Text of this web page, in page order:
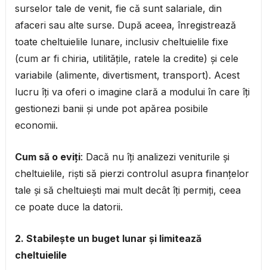
surselor tale de venit, fie că sunt salariale, din
afaceri sau alte surse. După aceea, înregistrează
toate cheltuielile lunare, inclusiv cheltuielile fixe
(cum ar fi chiria, utilitățile, ratele la credite) și cele
variabile (alimente, divertisment, transport). Acest
lucru îți va oferi o imagine clară a modului în care îți
gestionezi banii și unde pot apărea posibile
economii.
Cum să o eviți: Dacă nu îți analizezi veniturile și
cheltuielile, riști să pierzi controlul asupra finanțelor
tale și să cheltuiești mai mult decât îți permiți, ceea
ce poate duce la datorii.
2. Stabilește un buget lunar și limitează
cheltuielile